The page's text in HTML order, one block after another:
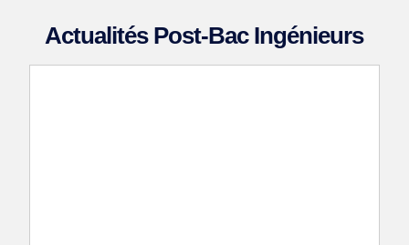
Actualités Post-Bac Ingénieurs